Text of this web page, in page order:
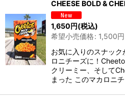
CHEESE BOLD &
1,650円(税込)
希望小売価格: 1,500円
お気に入りのスナッ
ロニチーズに！
クリーミー、そして
まった このマカロニ